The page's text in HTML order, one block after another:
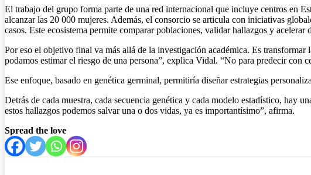
El trabajo del grupo forma parte de una red internacional que incluye centros en
alcanzar las 20 000 mujeres. Además, el consorcio se articula con iniciativas
casos. Este ecosistema permite comparar poblaciones, validar hallazgos y acelerar
Por eso el objetivo final va más allá de la investigación académica. Es
podamos estimar el riesgo de una persona”, explica Vidal. “No para predecir con
Ese enfoque, basado en genética germinal, permitiría diseñar estrategias
Detrás de cada muestra, cada secuencia genética y cada modelo estadístico, hay
estos hallazgos podemos salvar una o dos vidas, ya es importantísimo”, afirma.
Spread the love